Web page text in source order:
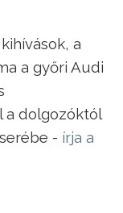
a
a győri Audi
a dolgozóktól
- írja a